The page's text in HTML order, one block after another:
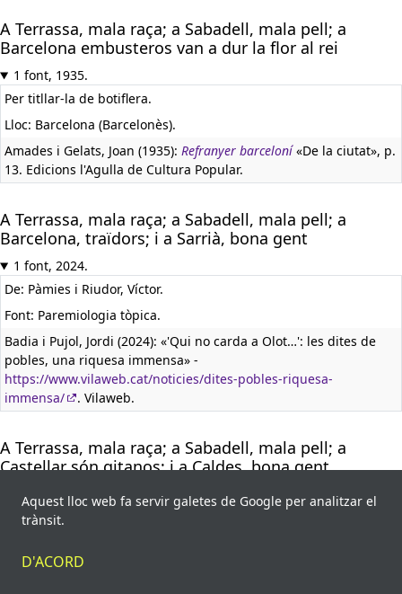
A Terrassa, mala raça; a Sabadell, mala pell; a
Barcelona embusteros van a dur la flor al rei
1 font, 1935.
Per titllar-la de botiflera.
Lloc: Barcelona (Barcelonès).
Amades i Gelats, Joan (1935): Refranyer barceloní«De la ciutat», p.
13. Edicions l'Agulla de Cultura Popular.
A Terrassa, mala raça; a Sabadell, mala pell; a
Barcelona, traïdors; i a Sarrià, bona gent
1 font, 2024.
De: Pàmies i Riudor, Víctor.
Font: Paremiologia tòpica.
Badia i Pujol, Jordi (2024): «'Qui no carda a Olot…': les dites de
pobles, una riquesa immensa» -
https://www.vilaweb.cat/noticies/dites-pobles-riquesa-
immensa/
. Vilaweb.
A Terrassa, mala raça; a Sabadell, mala pell; a
Castellar són gitanos; i a Caldes, bona gent
1 font, 2024.
De: Pàmies i Riudor, Víctor.
Badia i Pujol, Jordi (2024): «'Qui no carda a Olot…': les dites de
Aquest lloc web fa servir galetes de Google per analitzar el
trànsit.
D'ACORD